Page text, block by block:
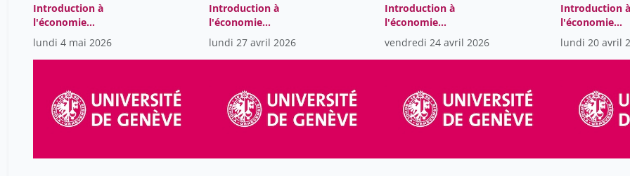
Introduction à
l'économie
internationale
lundi 4 mai 2026
Introduction à
l'économie
internationale
lundi 27 avril 2026
Introduction à
l'économie
internationale
vendredi 24 avril 2026
Introduction à
l'économie
internationale
lundi 20 avril